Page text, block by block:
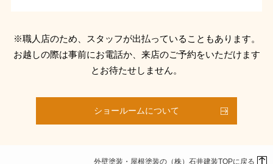
※職人店のため、スタッフが出払っていることもあります。
お越しの際は事前にお電話か、来店のご予約をいただけます
とお待たせしません。
ショールームについて
外壁塗装・屋根塗装の（株）石井建装TOPに戻る